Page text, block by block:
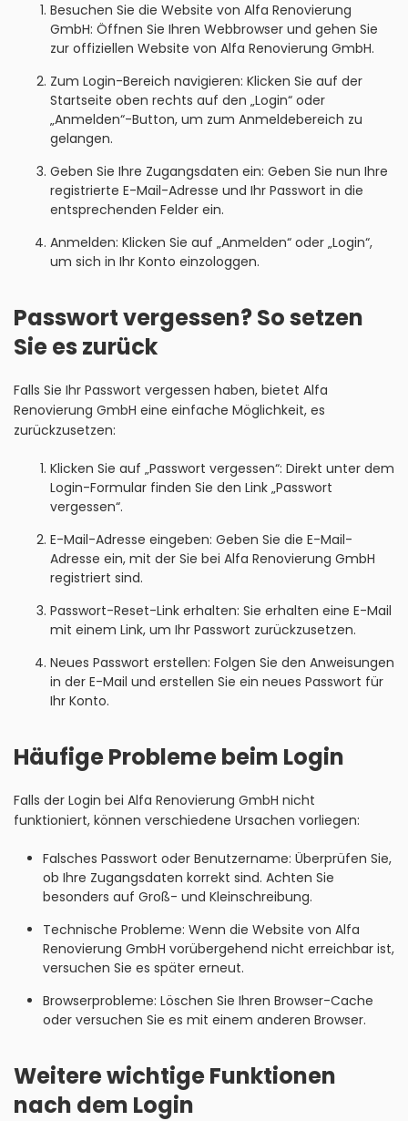
Besuchen Sie die Website von Alfa Renovierung
GmbH: Öffnen Sie Ihren Webbrowser und gehen Sie
zur offiziellen Website von Alfa Renovierung GmbH.
Zum Login-Bereich navigieren: Klicken Sie auf der
Startseite oben rechts auf den „Login“ oder
„Anmelden“-Button, um zum Anmeldebereich zu
gelangen.
Geben Sie Ihre Zugangsdaten ein: Geben Sie nun Ihre
registrierte E-Mail-Adresse und Ihr Passwort in die
entsprechenden Felder ein.
Anmelden: Klicken Sie auf „Anmelden“ oder „Login“,
um sich in Ihr Konto einzologgen.
Passwort vergessen? So setzen
Sie es zurück
Falls Sie Ihr Passwort vergessen haben, bietet Alfa
Renovierung GmbH eine einfache Möglichkeit, es
zurückzusetzen:
Klicken Sie auf „Passwort vergessen“: Direkt unter dem
Login-Formular finden Sie den Link „Passwort
vergessen“.
E-Mail-Adresse eingeben: Geben Sie die E-Mail-
Adresse ein, mit der Sie bei Alfa Renovierung GmbH
registriert sind.
Passwort-Reset-Link erhalten: Sie erhalten eine E-Mail
mit einem Link, um Ihr Passwort zurückzusetzen.
Neues Passwort erstellen: Folgen Sie den Anweisungen
in der E-Mail und erstellen Sie ein neues Passwort für
Ihr Konto.
Häufige Probleme beim Login
Falls der Login bei Alfa Renovierung GmbH nicht
funktioniert, können verschiedene Ursachen vorliegen:
Falsches Passwort oder Benutzername: Überprüfen Sie,
ob Ihre Zugangsdaten korrekt sind. Achten Sie
besonders auf Groß- und Kleinschreibung.
Technische Probleme: Wenn die Website von Alfa
Renovierung GmbH vorübergehend nicht erreichbar ist,
versuchen Sie es später erneut.
Browserprobleme: Löschen Sie Ihren Browser-Cache
oder versuchen Sie es mit einem anderen Browser.
Weitere wichtige Funktionen
nach dem Login